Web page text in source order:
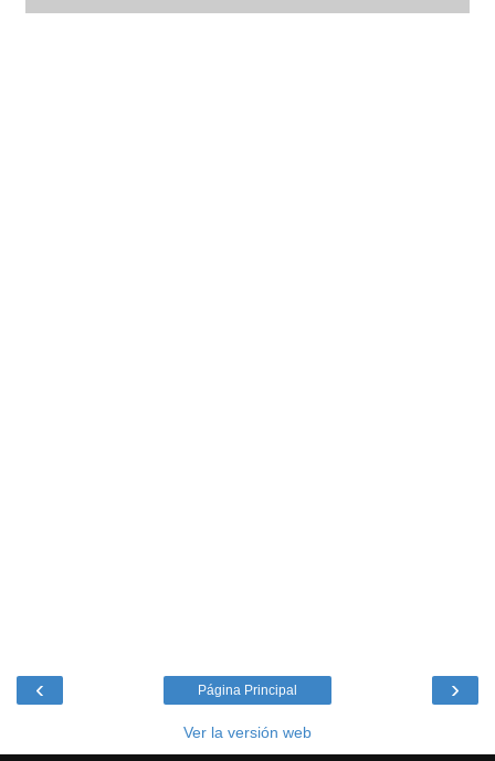
‹ ›
Página Principal
Ver la versión web